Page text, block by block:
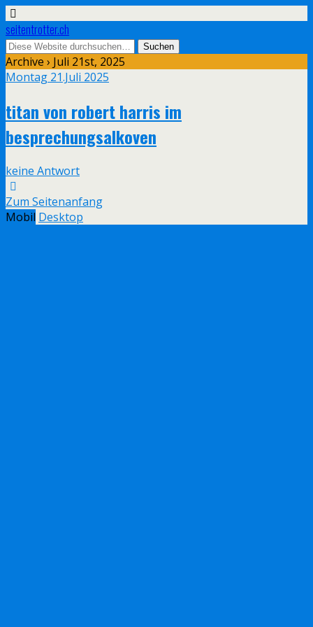
seitentrotter.ch
Archive › Juli 21st, 2025
Montag 21.Juli 2025
titan von robert harris im
besprechungsalkoven
keine Antwort
Zum Seitenanfang
Mobil Desktop